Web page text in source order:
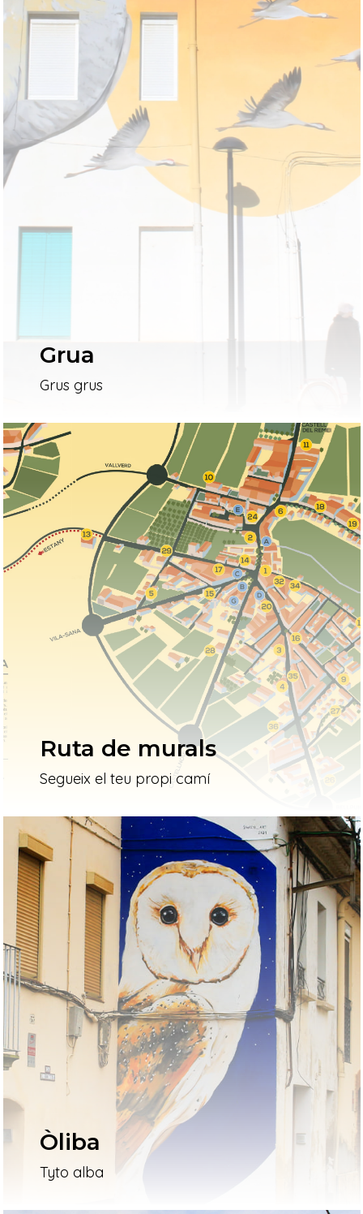
Grua
Grus grus
Ruta de murals
Segueix el teu propi camí
Òliba
Tyto alba